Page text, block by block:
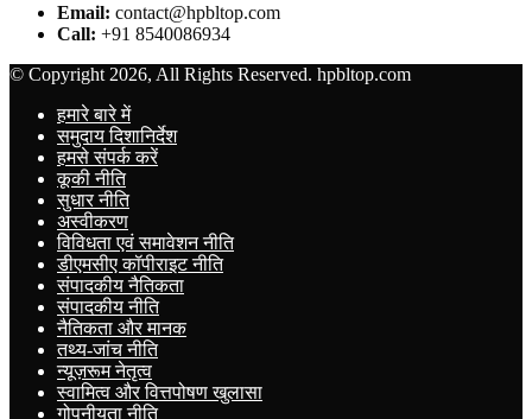
Email: contact@hpbltop.com
Call: +91 8540086934
© Copyright 2026, All Rights Reserved. hpbltop.com
हमारे बारे में
समुदाय दिशानिर्देश
हमसे संपर्क करें
कूकी नीति
सुधार नीति
अस्वीकरण
विविधता एवं समावेशन नीति
डीएमसीए कॉपीराइट नीति
संपादकीय नैतिकता
संपादकीय नीति
नैतिकता और मानक
तथ्य-जांच नीति
न्यूज़रूम नेतृत्व
स्वामित्व और वित्तपोषण खुलासा
गोपनीयता नीति